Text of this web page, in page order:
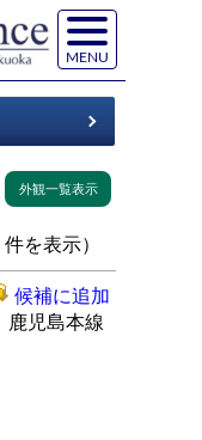
MENU
（ 1 〜 15 件を表示）
鹿児島本線
候補に追加